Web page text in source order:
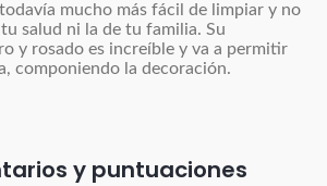
mucho más fácil de limpiar y no
salud ni la de tu familia. Su
y rosado es increíble y va a permitir
componiendo la decoración.